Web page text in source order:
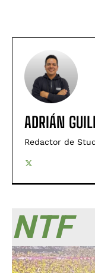
ADRIÁN
Redactor de
NTF